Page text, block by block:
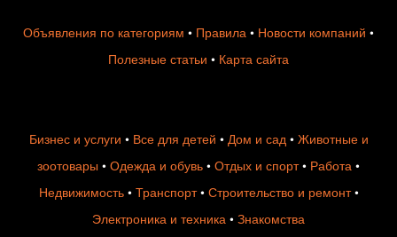
Объявления по категориям • Правила • Новости компаний •
Полезные статьи • Карта сайта
Бизнес и услуги • Все для детей • Дом и сад• Животные и
зоотовары • Одежда и обувь • Отдых и спорт• Работа •
Недвижимость• Транспорт• Строительство и ремонт•
Электроника и техника • Знакомства